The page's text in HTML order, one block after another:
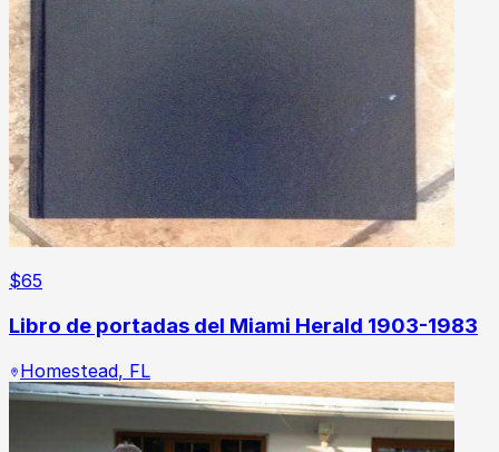
$65
Libro de portadas del Miami Herald 1903-1983
Homestead, FL